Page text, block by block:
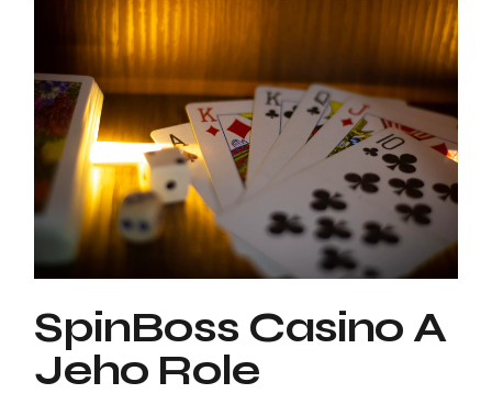
SpinBoss Casino A
Jeho Role